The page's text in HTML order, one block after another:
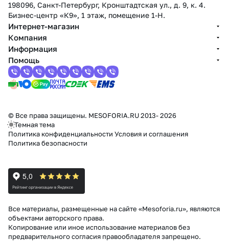
198096, Санкт-Петербург, Кронштадтская ул., д. 9, к. 4.
Бизнес-центр «К9», 1 этаж, помещение 1-Н.
Интернет-магазин
Компания
Информация
Помощь
© Все права защищены. MESOFORIA.RU 2013- 2026
Темная тема
Политика конфиденциальности Условия и соглашения
Политика безопасности
Все материалы, размещенные на сайте «Mesoforia.ru», являются
объектами авторского права.
Копирование или иное использование материалов без
предварительного согласия правообладателя запрещено.